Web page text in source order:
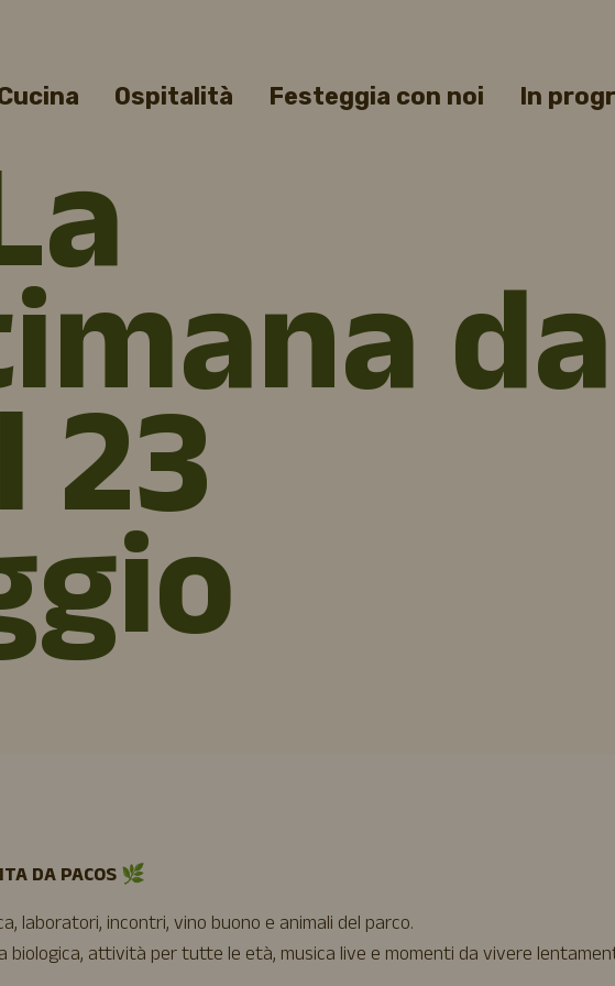
Ospitalità Festeggia con noi In
23
DA PACOS🌿
laboratori, incontri, vino buono e animali del parco.
biologica, attività per tutte le età, musica live e momenti da vivere